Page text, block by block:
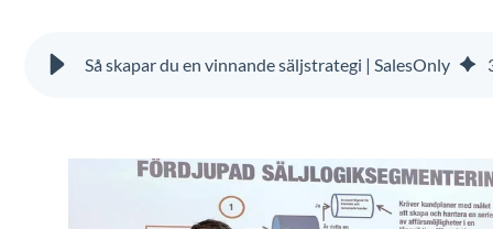
Så skapar du en vinnande säljstrategi | SalesOnly